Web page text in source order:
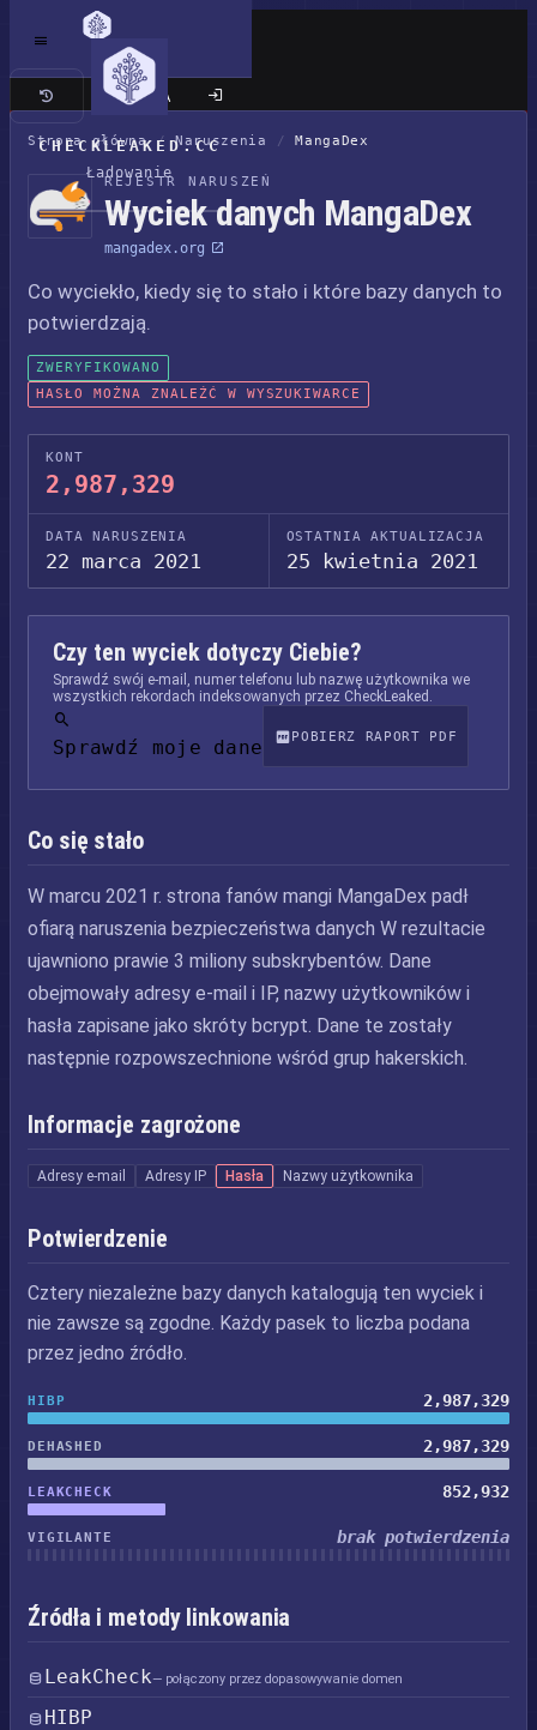
CHECKLEAKED.CC
Ładowanie
Klasyczna wersja
Strona główna / Naruszenia / MangaDex
REJESTR NARUSZEŃ
Wyciek danych MangaDex
mangadex.org
Co wyciekło, kiedy się to stało i które bazy danych to
potwierdzają.
ZWERYFIKOWANO
HASŁO MOŻNA ZNALEŹĆ W WYSZUKIWARCE
KONT
2,987,329
DATA NARUSZENIA
22 marca 2021
OSTATNIA AKTUALIZACJA
25 kwietnia 2021
Czy ten wyciek dotyczy Ciebie?
Sprawdź swój e-mail, numer telefonu lub nazwę użytkownika we
wszystkich rekordach indeksowanych przez CheckLeaked.
Sprawdź moje dane POBIERZ RAPORT PDF
Co się stało
W marcu 2021 r. strona fanów mangi MangaDex padł
ofiarą naruszenia bezpieczeństwa danych W rezultacie
ujawniono prawie 3 miliony subskrybentów. Dane
obejmowały adresy e-mail i IP, nazwy użytkowników i
hasła zapisane jako skróty bcrypt. Dane te zostały
następnie rozpowszechnione wśród grup hakerskich.
Informacje zagrożone
Adresy e-mail Adresy IP Hasła Nazwy użytkownika
Potwierdzenie
Cztery niezależne bazy danych katalogują ten wyciek i
nie zawsze są zgodne. Każdy pasek to liczba podana
przez jedno źródło.
HIBP 2,987,329
DEHASHED 2,987,329
LEAKCHECK 852,932
VIGILANTE brak potwierdzenia
Źródła i metody linkowania
LeakCheck— połączony przez dopasowywanie domen
HIBP